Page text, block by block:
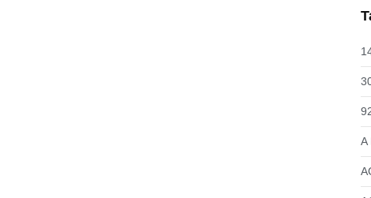
A